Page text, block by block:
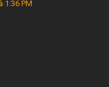
1:36 PM